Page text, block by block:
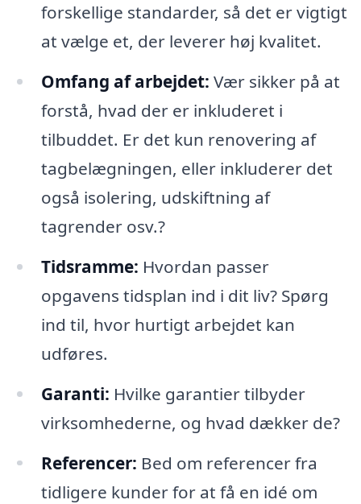
forskellige standarder, så det er vigtigt
at vælge et, der leverer høj kvalitet.
Omfang af arbejdet: Vær sikker på at
forstå, hvad der er inkluderet i
tilbuddet. Er det kun renovering af
tagbelægningen, eller inkluderer det
også isolering, udskiftning af
tagrender osv.?
Tidsramme: Hvordan passer
opgavens tidsplan ind i dit liv? Spørg
ind til, hvor hurtigt arbejdet kan
udføres.
Garanti: Hvilke garantier tilbyder
virksomhederne, og hvad dækker de?
Referencer: Bed om referencer fra
tidligere kunder for at få en idé om